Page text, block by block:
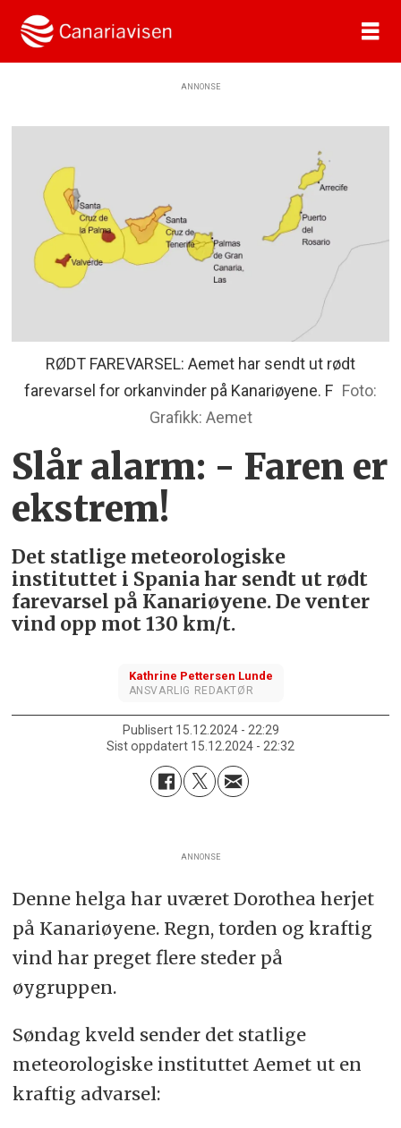
ANNONSE
RØDT FAREVARSEL: Aemet har sendt ut rødt
farevarsel for orkanvinder på Kanariøyene. F
Grafikk: Aemet
Slår alarm: - Faren er
ekstrem!
Det statlige meteorologiske
instituttet i Spania har sendt ut rødt
farevarsel på Kanariøyene. De venter
vind opp mot 130 km/t.
Kathrine Pettersen Lunde
ANSVARLIG REDAKTØR
Publisert
15.12.2024 - 22:29
Sist oppdatert
15.12.2024 - 22:32
ANNONSE
Denne helga har uværet Dorothea herjet
på Kanariøyene. Regn, torden og kraftig
vind har preget flere steder på
øygruppen.
Søndag kveld sender det statlige
meteorologiske instituttet Aemet ut en
kraftig advarsel: